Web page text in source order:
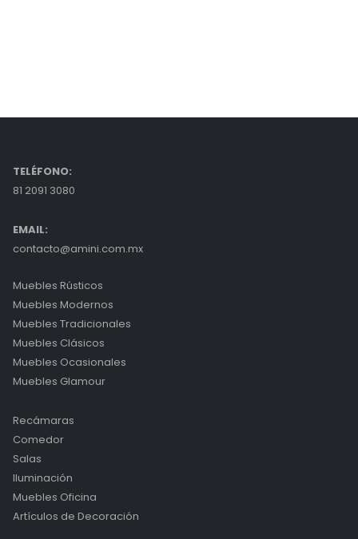
TELÉFONO:
81 2091 3080
EMAIL:
contacto@amini.com.mx
Muebles Rústicos
Muebles Modernos
Muebles Tradicionales
Muebles Clásicos
Muebles Ocasionales
Muebles Glamour
Recámaras
Comedor
Salas
Iluminación
Muebles Oficina
Artículos de Decoración